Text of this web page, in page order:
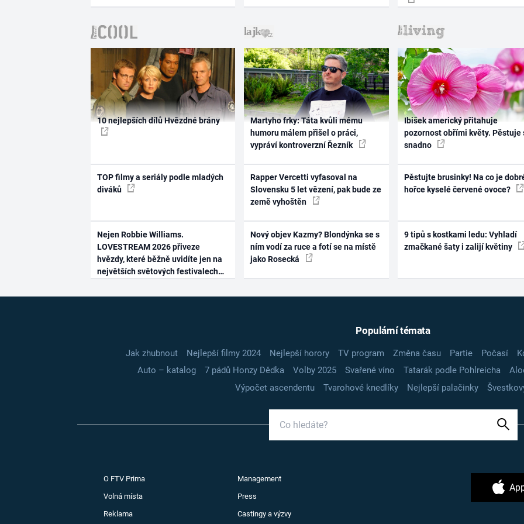
10 nejlepších dílů Hvězdné brány
TOP filmy a seriály podle mladých
diváků
Nejen Robbie Williams.
LOVESTREAM 2026 přiveze
hvězdy, které běžně uvidíte jen na
největších světových festivalech
Martyho frky: Táta kvůli mému
humoru málem přišel o práci,
vypráví kontroverzní Řezník
Rapper Vercetti vyfasoval na
Slovensku 5 let vězení, pak bude ze
země vyhoštěn
Nový objev Kazmy? Blondýnka se s
ním vodí za ruce a fotí se na místě
jako Rosecká
Ibišek americký přitahuje
pozornost obřími květy. Pěstuje
snadno
Pěstujte brusinky! Na co je
hořce kyselé červené ovoce?
9 tipů s kostkami ledu: Vyhladí
zmačkané šaty i zalijí květiny
Populární témata
Jak zhubnout Nejlepší filmy 2024 Nejlepší horory TV program Změna času Partie Počasí
Auto – katalog
7 pádů Honzy Dědka Volby 2025 Svařené víno Tatarák podle Pohlreicha
Výpočet ascendentu
Tvarohové knedlíky Nejlepší palačinky
O FTV Prima Management
Volná místa Press
Reklama Castingy a výzvy